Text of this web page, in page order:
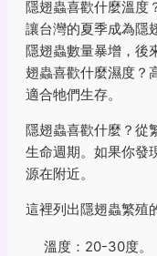
隱翅蟲喜歡什麼溫度
讓台灣的夏季成為隱
隱翅蟲數量暴增，後
翅蟲喜歡什麼濕度？
適合牠們生存。
隱翅蟲喜歡什麼？從
生命週期。如果你發
源在附近。
這裡列出隱翅蟲繁殖
溫度：20-30度。